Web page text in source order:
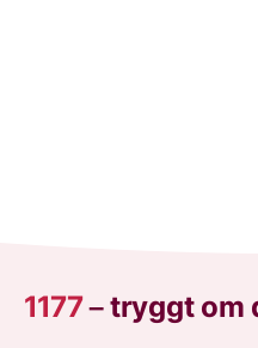
1177–tryggt om